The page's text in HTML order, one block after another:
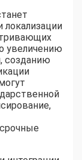
увеличению
созданию